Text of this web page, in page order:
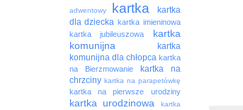
adwentowy
kartka
kartka
dla dziecka kartka imieninowa
kartka jubileuszowa
kartka
komunijna
kartka
komunijna dla chłopca kartka
na Bierzmowanie
kartka na
chrzciny kartka na parapetówkę
kartka na pierwsze urodziny
kartka urodzinowa
kartka